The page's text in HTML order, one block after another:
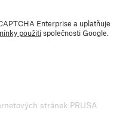
Enterprise a uplatňuje
použitíspolečnosti Google.
stránek PRUSA